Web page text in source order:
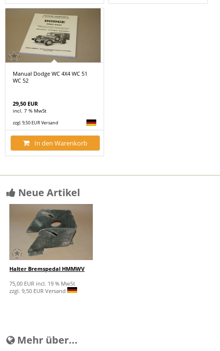
Manual Dodge WC 4X4 WC 51
WC 52
29,50 EUR
incl. 7 % MwSt
zzgl. 9,50 EUR Versand
In den Warenkorb
Neue Artikel
Halter Bremspedal HMMWV
75,00 EUR incl. 19 % MwSt
zzgl. 9,50 EUR Versand
Mehr über...